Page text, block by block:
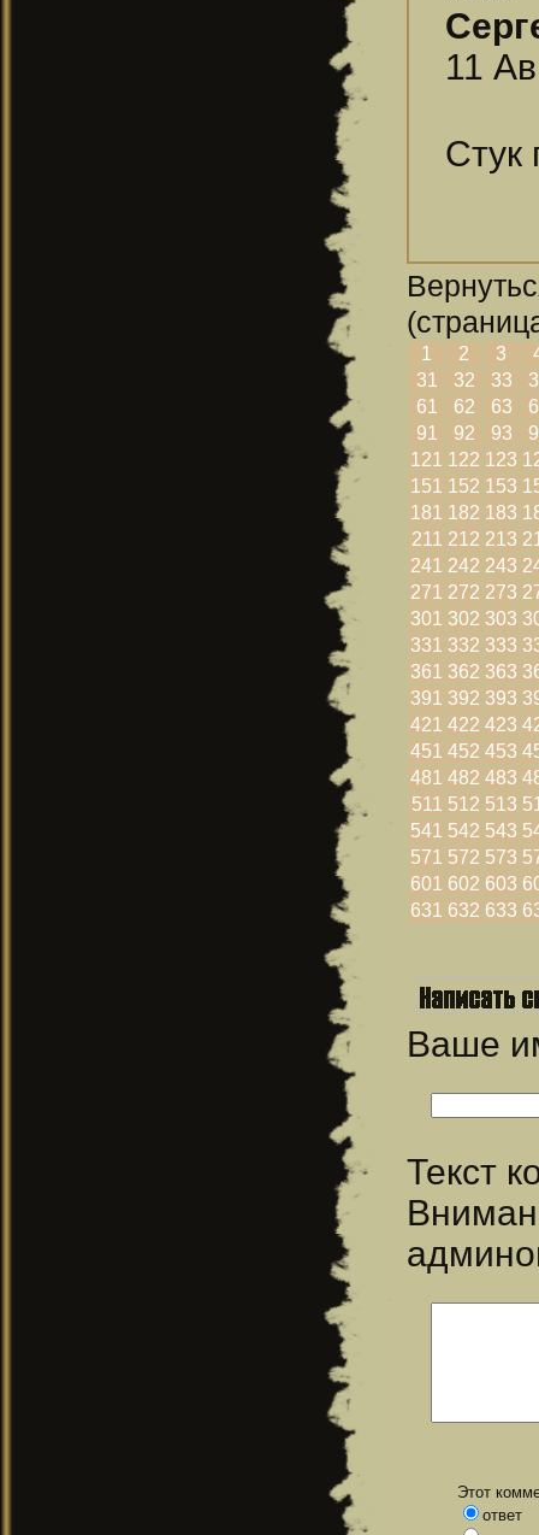
11
Стук
1 2 3
31
32 33
61
62 63
91
92 93
121 122 123
151 152 153
181 182 183
211 212 213
241 242 243
271 272 273
301 302 303
331 332 333
361 362 363
391 392 393
421 422 423
451 452 453
481 482 483
511 512 513
541 542 543
571 572 573
601 602 603
631 632 633
Ваше
Текст
Этот
ответ